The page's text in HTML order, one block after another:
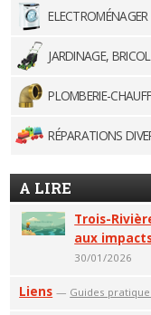
ELECTROMÉNAGER
JARDINAGE,
PLOMBERIE-
RÉPARATIONS
A LIRE
Trois-
aux
30/01/2026
Liens — Guides